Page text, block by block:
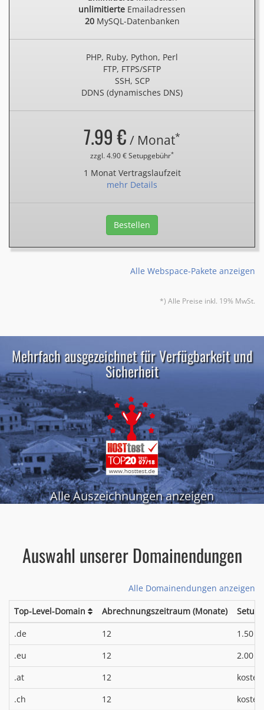
unlimitierte Emailadressen
20MySQL-Datenbanken
PHP, Ruby, Python, Perl
FTP, FTPS/SFTP
SSH, SCP
DDNS (dynamisches DNS)
7.99 € / Monat*
zzgl. 4.90 € Setupgebühr*
1 Monat Vertragslaufzeit
mehr Details
Bestellen
Alle Webspace-Pakete anzeigen
*) Alle Preise inkl. 19% MwSt.
Mehrfach ausgezeichnet für Verfügbarkeit und
Sicherheit
Alle Auszeichnungen anzeigen
Auswahl unserer Domainendungen
Alle Domainendungen anzeigen
Top-Level-Domain Abrechnungszeitraum (Monate)
.de
12 1.50 €
.eu 12 2.00 €
.at 12
.ch
12